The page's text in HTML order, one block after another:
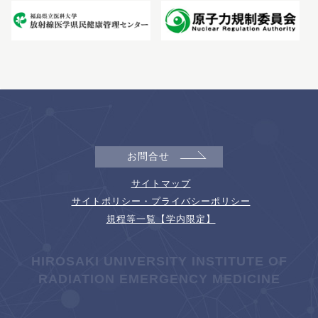
お問合せ
サイトマップ
サイトポリシー・プライバシーポリシー
規程等一覧【学内限定】
HIROSAKI UNIVERSITY INSTITUTE OF
RADIATION EMERGENCY MEDICINE